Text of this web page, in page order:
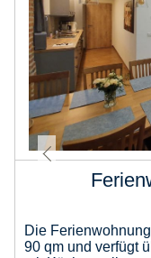
Die
90 qm und verfügt